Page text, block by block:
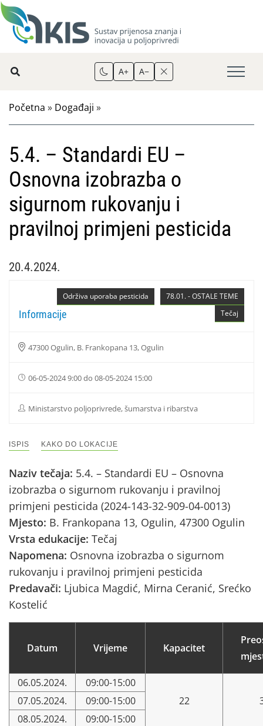
A+ A−
Početna » Događaji »
5.4. – Standardi EU –
Osnovna izobrazba o
sigurnom rukovanju i
pravilnoj primjeni pesticida
20.4.2024.
78.01. - OSTALE TEME
Održiva uporaba pesticida
Tečaj
Informacije
47300 Ogulin, B. Frankopana 13, Ogulin
06-05-2024 9:00 do 08-05-2024 15:00
Ministarstvo poljoprivrede, šumarstva i ribarstva
ISPIS KAKO DO LOKACIJE
Naziv tečaja: 5.4. – Standardi EU – Osnovna
izobrazba o sigurnom rukovanju i pravilnoj
primjeni pesticida (2024-143-32-909-04-0013)
Mjesto: B. Frankopana 13, Ogulin, 47300 Ogulin
Vrsta edukacije: Tečaj
Napomena: Osnovna izobrazba o sigurnom
rukovanju i pravilnoj primjeni pesticida
Predavači: Ljubica Magdić, Mirna Ceranić, Srećko
Kostelić
Datum Vrijeme Kapacitet
06.05.2024.
09:00-15:00
22
07.05.2024.
09:00-15:00
08.05.2024.
09:00-15:00